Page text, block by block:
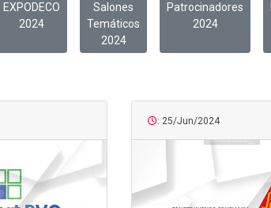
EXPODECO
2024
Salones
Temáticos
2024
Patrocinadores
2024
: 25/Jun/2024